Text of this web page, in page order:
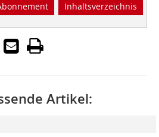
Inhaltsverzeichnis
Artikel: